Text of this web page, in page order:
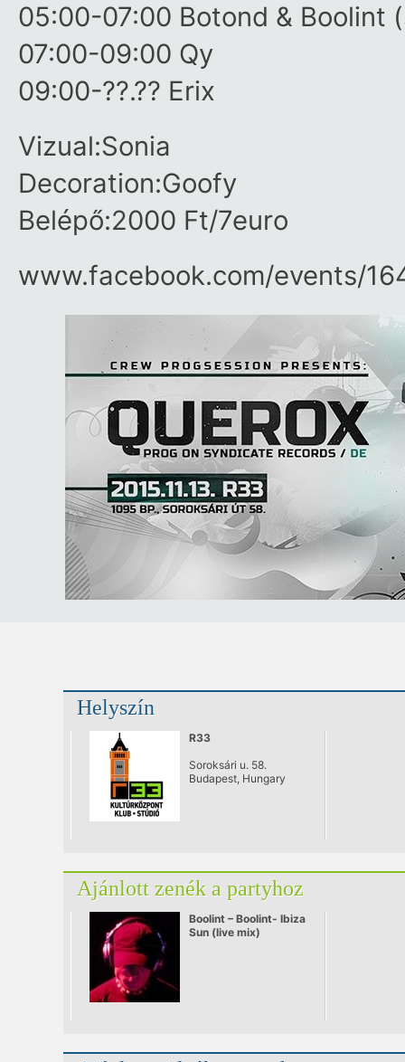
05:00-07:00 Botond & Boolint
07:00-09:00 Qy
09:00-??.?? Erix
Vizual:Sonia
Decoration:Goofy
Belépő:2000 Ft/7euro
www.facebook.com/​events/​
Helyszín
R33
Soroksári u. 58.
Budapest, Hungary
Ajánlott zenék a partyhoz
Boolint – Boolint- Ibiza
Sun (live mix)